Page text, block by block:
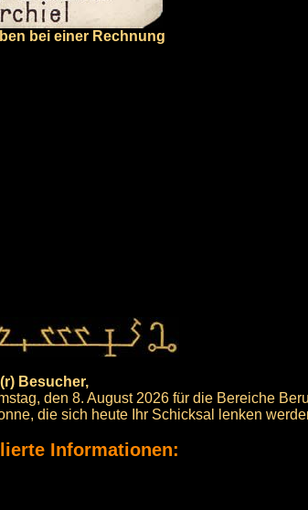
bei einer Rechnung
Besucher,
den 8. August 2026 für die Bereiche
die sich heute Ihr Schicksal lenken
Informationen: